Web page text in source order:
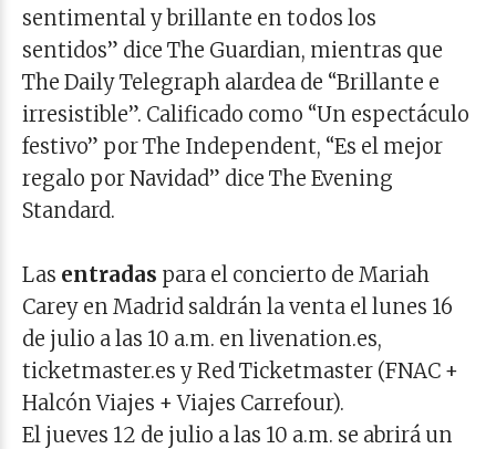
sentimental y brillante en todos los
sentidos” dice The Guardian, mientras que
The Daily Telegraph alardea de “Brillante e
irresistible”. Calificado como “Un espectáculo
festivo” por The Independent, “Es el mejor
regalo por Navidad” dice The Evening
Standard.
Las entradas para el concierto de Mariah
Carey en Madrid saldrán la venta el lunes 16
de julio a las 10 a.m. en livenation.es,
ticketmaster.es y Red Ticketmaster (FNAC +
Halcón Viajes + Viajes Carrefour).
El jueves 12 de julio a las 10 a.m. se abrirá un